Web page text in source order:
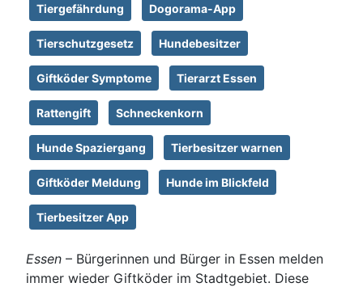
Tiergefährdung Dogorama-App
Tierschutzgesetz Hundebesitzer
Giftköder Symptome Tierarzt Essen
Rattengift Schneckenkorn
Hunde Spaziergang Tierbesitzer warnen
Giftköder Meldung Hunde im Blickfeld
Tierbesitzer App
Essen – Bürgerinnen und Bürger in Essen melden
immer wieder Giftköder im Stadtgebiet. Diese